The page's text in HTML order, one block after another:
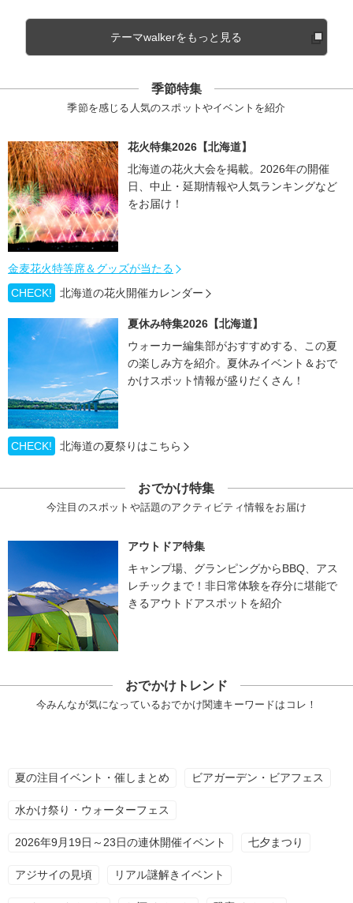
テーマwalkerをもっと見る
季節特集
季節を感じる人気のスポットやイベントを紹介
花火特集2026【北海道】
北海道の花火大会を掲載。2026年の開催
日、中止・延期情報や人気ランキングなど
をお届け！
金麦花火特等席＆グッズが当たる
CHECK!
北海道の花火開催カレンダー
夏休み特集2026【北海道】
ウォーカー編集部がおすすめする、この夏
の楽しみ方を紹介。夏休みイベント＆おで
かけスポット情報が盛りだくさん！
CHECK! 北海道の夏祭りはこちら
おでかけ特集
今注目のスポットや話題のアクティビティ情報をお届け
アウトドア特集
キャンプ場、グランピングからBBQ、アス
レチックまで！非日常体験を存分に堪能で
きるアウトドアスポットを紹介
おでかけトレンド
今みんなが気になっているおでかけ関連キーワードはコレ！
夏の注目イベント・催しまとめ ビアガーデン・ビアフェス
水かけ祭り・ウォーターフェス
2026年9月19日～23日の連休開催イベント 七夕まつり
アジサイの見頃 リアル謎解きイベント